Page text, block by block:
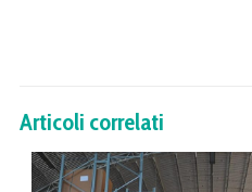
Articoli correlati